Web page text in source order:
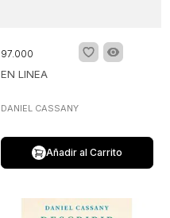
97.000
EN LINEA
DANIEL CASSANY
Añadir al Carrito